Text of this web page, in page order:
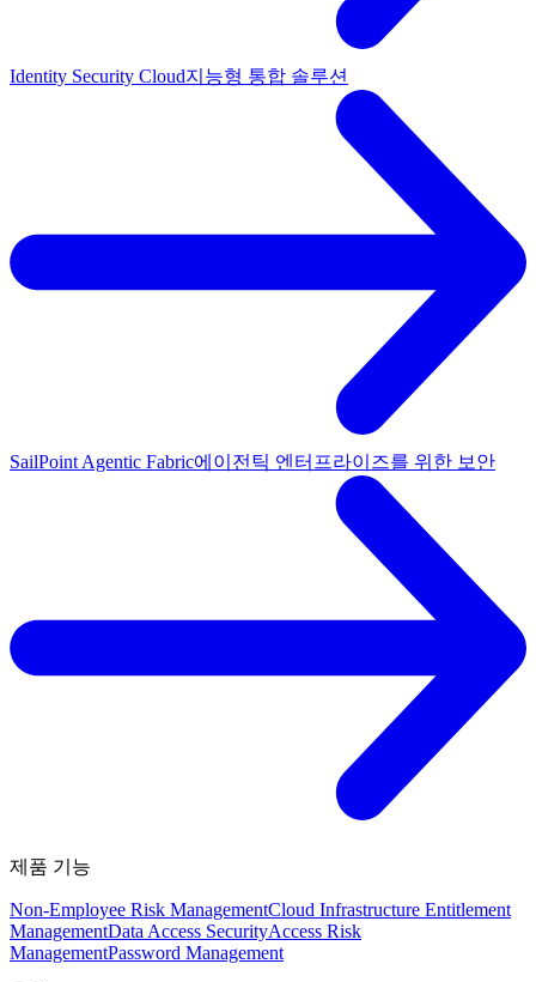
Identity Security Cloud지능형 통합 솔루션
SailPoint Agentic Fabric에이전틱 엔터프라이즈를 위한 보안
제품 기능
Non-Employee Risk ManagementCloud Infrastructure Entitlement
ManagementData Access SecurityAccess Risk
ManagementPassword Management